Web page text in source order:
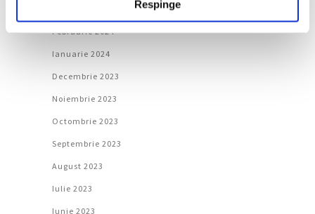
Respinge
Februarie 2024
Ianuarie 2024
Decembrie 2023
Noiembrie 2023
Octombrie 2023
Septembrie 2023
August 2023
Iulie 2023
Iunie 2023